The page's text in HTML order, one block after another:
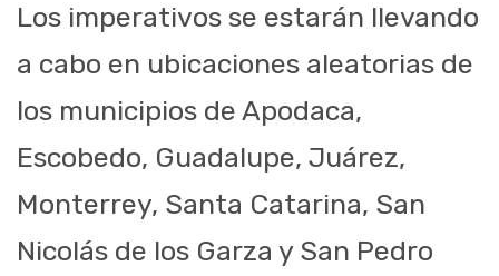
Los imperativos se estarán llevando
a cabo en ubicaciones aleatorias de
los municipios de Apodaca,
Escobedo, Guadalupe, Juárez,
Monterrey, Santa Catarina, San
Nicolás de los Garza y San Pedro